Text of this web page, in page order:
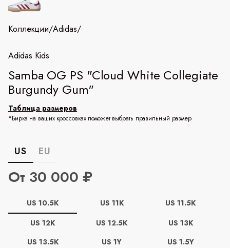
Коллекции/Adidas/
Adidas Kids
Samba OG PS "Cloud White Collegiate
Burgundy Gum"
Таблица размеров
*Бирка на ваших кроссовках поможет выбрать правильный размер
US EU
От 30 000 ₽
US 10.5K US 11K
US 11.5K
US 12K
US 12.5K
US 13K
US 13.5K
US 1Y
US 1.5Y